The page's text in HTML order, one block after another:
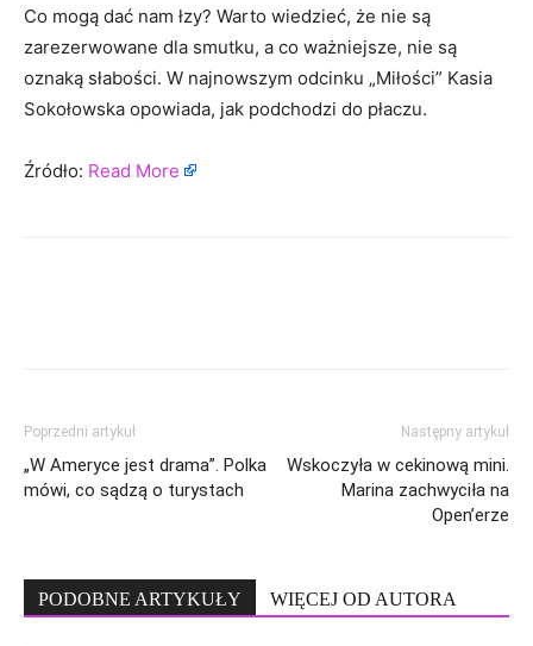
Co mogą dać nam łzy? Warto wiedzieć, że nie są
zarezerwowane dla smutku, a co ważniejsze, nie są
oznaką słabości. W najnowszym odcinku „Miłości” Kasia
Sokołowska opowiada, jak podchodzi do płaczu.
Źródło: Read More
Poprzedni artykuł
„W Ameryce jest drama”. Polka
mówi, co sądzą o turystach
Następny artykuł
Wskoczyła w cekinową mini.
Marina zachwyciła na
Open’erze
PODOBNE ARTYKUŁY WIĘCEJ OD AUTORA